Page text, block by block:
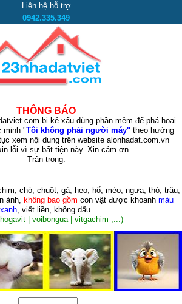
Liên hệ hỗ trợ
0942.335.349
THÔNG BÁO
bị kẻ xấu dùng phần mềm để phá hoại.
minh "Tôi không phải người máy"theo hướng
xem nội dung trên website alonhadat.com.vn
lỗi vì sự bất tiện này. Xin cám ơn.
Trân trọng.
chó, chuột, gà, heo, hổ, mèo, ngựa, thỏ, trâu,
ảnh, không bao gồm con vật được khoanh màu
xanh, viết liền, không dấu.
| voibongua | vitgachim ,...)